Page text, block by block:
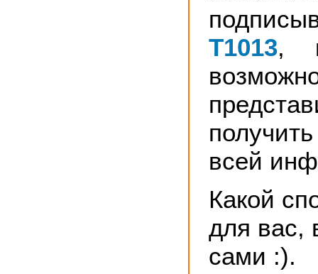
Т1013,
всей
Какой
для вас,
сами :).